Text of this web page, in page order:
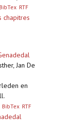
BibTex RTF
chapitres
Jan De
en
BibTex RTF